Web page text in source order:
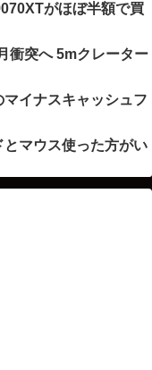
がほぼ半額で買
衝突へ 5mクレーター
イナスキャッシュフ
マウス使った方がい